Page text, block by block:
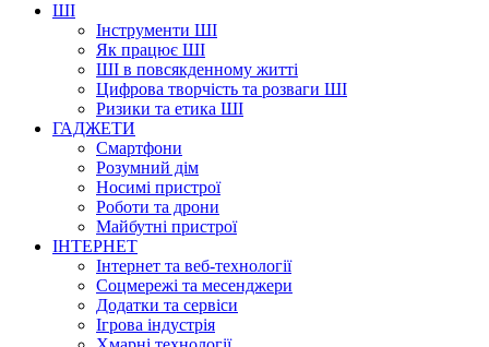
ШІ
Інструменти ШІ
Як працює ШІ
ШІ в повсякденному житті
Цифрова творчість та розваги ШІ
Ризики та етика ШІ
ГАДЖЕТИ
Смартфони
Розумний дім
Носимі пристрої
Роботи та дрони
Майбутні пристрої
ІНТЕРНЕТ
Інтернет та веб-технології
Соцмережі та месенджери
Додатки та сервіси
Ігрова індустрія